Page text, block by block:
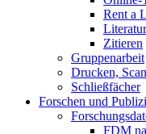
Rent a
Zitieren
Gruppenarbeit
Drucken,
Schließfächer
Forschen und
FDM